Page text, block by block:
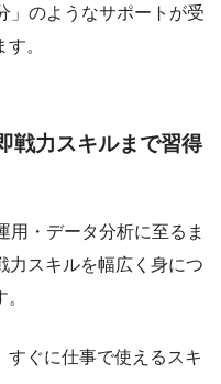
」のようなサポートが受
。
戦力スキルまで習得
用・データ分析に至るま
力スキルを幅広く身につ
すぐに仕事で使えるスキ